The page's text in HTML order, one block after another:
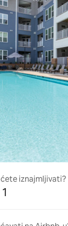
iznajmljivati?